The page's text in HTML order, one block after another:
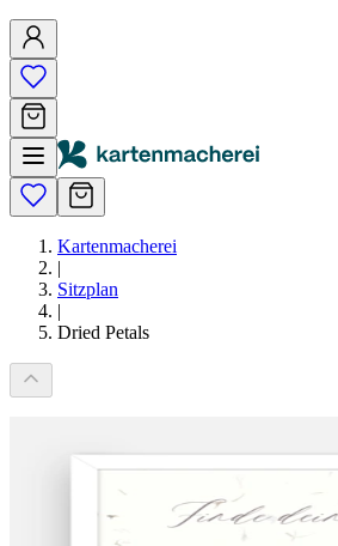
Kartenmacherei
|
Sitzplan
|
Dried Petals